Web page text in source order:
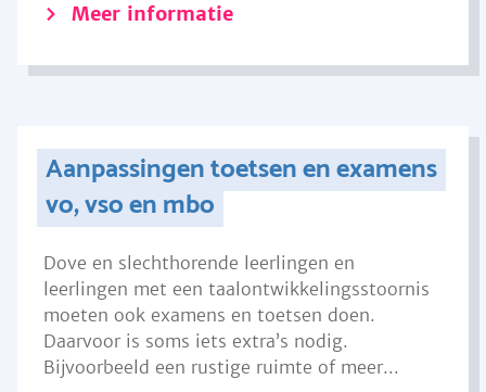
Meer informatie
Aanpassingen toetsen en examens
vo, vso en mbo
Dove en slechthorende leerlingen en
leerlingen met een taalontwikkelingsstoornis
moeten ook examens en toetsen doen.
Daarvoor is soms iets extra’s nodig.
Bijvoorbeeld een rustige ruimte of meer...